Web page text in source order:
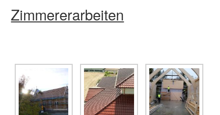
Zimmererarbeiten